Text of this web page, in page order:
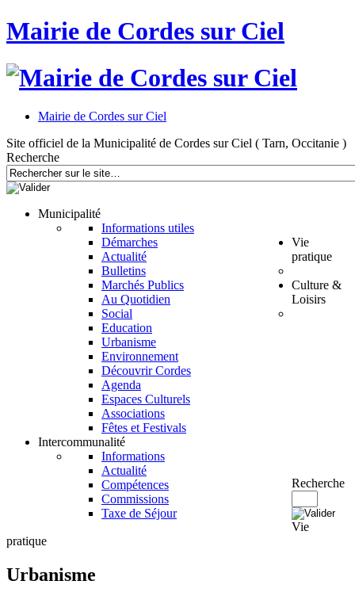
Mairie de Cordes sur Ciel
Mairie de Cordes sur Ciel
Site officiel de la Municipalité de Cordes sur Ciel ( Tarn, Occitanie )
Recherche
Municipalité
Informations utiles
Démarches
Actualité
Bulletins
Marchés Publics
Vie
pratique
Au Quotidien
Social
Education
Urbanisme
Environnement
Culture &
Loisirs
Découvrir Cordes
Agenda
Espaces Culturels
Associations
Fêtes et Festivals
Intercommunalité
Informations
Actualité
Compétences
Commissions
Taxe de Séjour
Recherche
Vie
pratique
Urbanisme